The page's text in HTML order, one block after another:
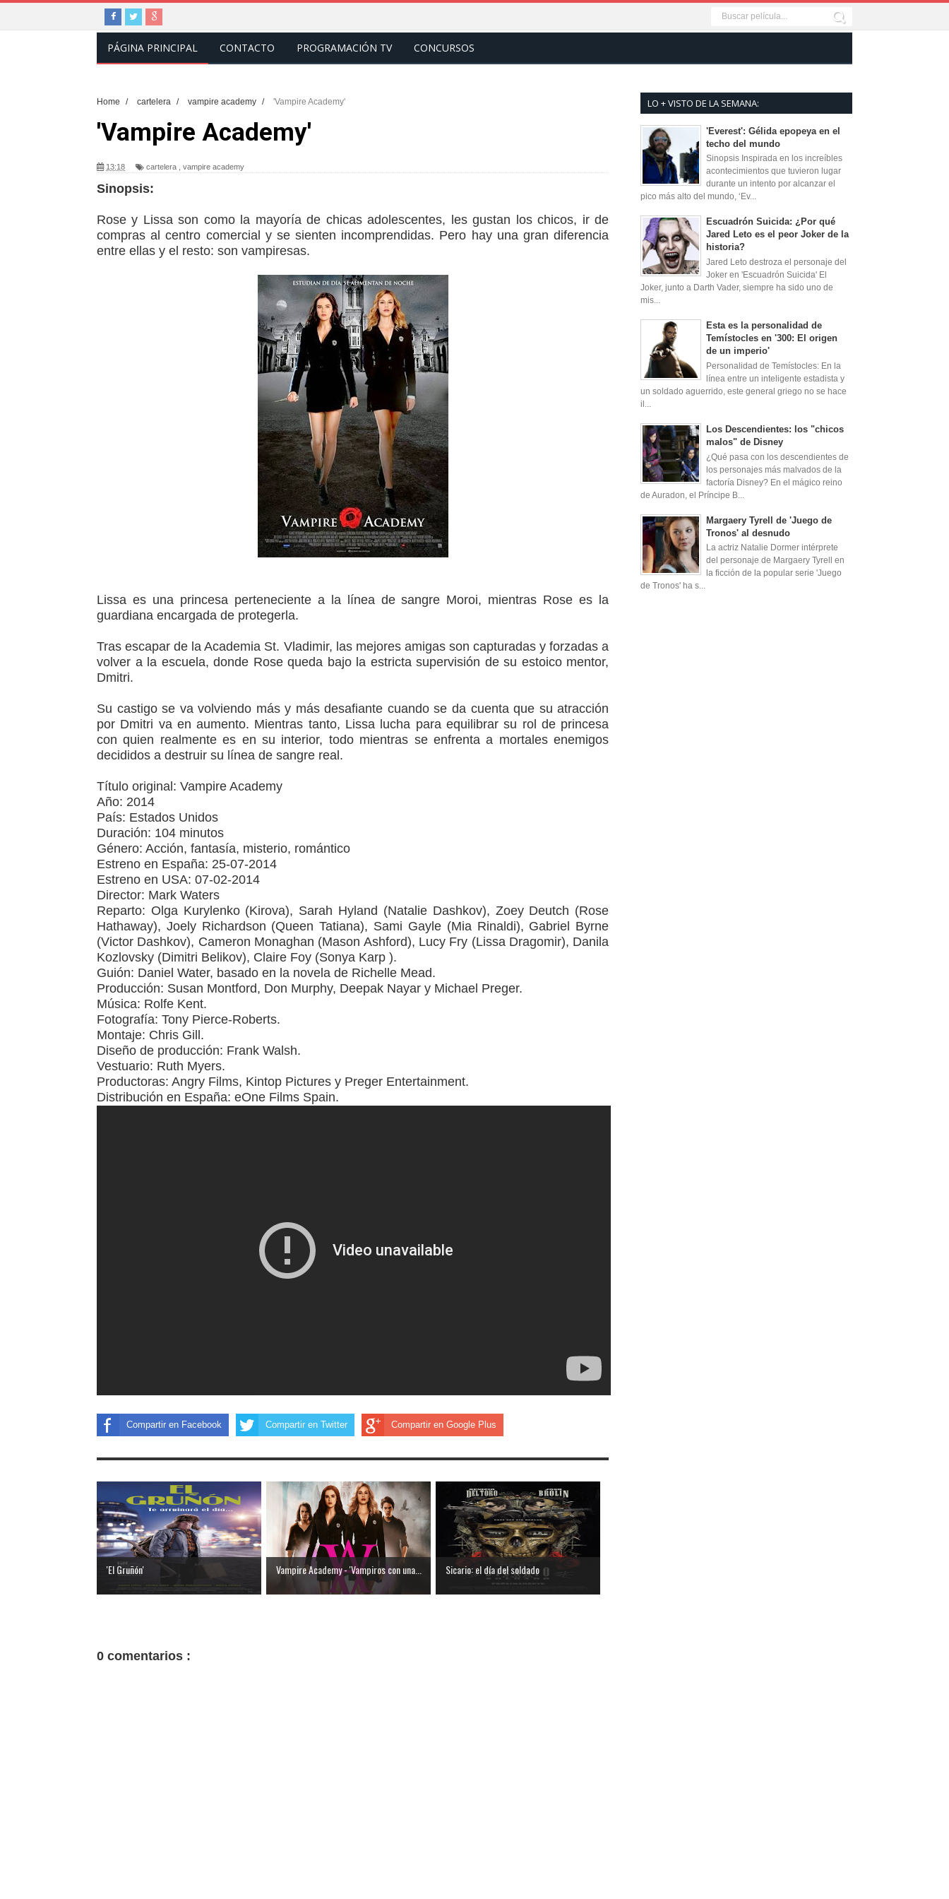
PÁGINA PRINCIPAL CONTACTO PROGRAMACIÓN TV CONCURSOS
Home / cartelera / vampire academy / 'Vampire Academy'
'Vampire Academy'
13:18 cartelera vampire academy
Sinopsis:
Rose y Lissa son como la mayoría de chicas adolescentes, les gustan los chicos, ir de
compras al centro comercial y se sienten incomprendidas. Pero hay una gran diferencia
entre ellas y el resto: son vampiresas.
Lissa es una princesa perteneciente a la línea de sangre Moroi, mientras Rose es la
guardiana encargada de protegerla.
Tras escapar de la Academia St. Vladimir, las mejores amigas son capturadas y forzadas a
volver a la escuela, donde Rose queda bajo la estricta supervisión de su estoico mentor,
Dmitri.
Su castigo se va volviendo más y más desafiante cuando se da cuenta que su atracción
por Dmitri va en aumento. Mientras tanto, Lissa lucha para equilibrar su rol de princesa
con quien realmente es en su interior, todo mientras se enfrenta a mortales enemigos
decididos a destruir su línea de sangre real.
Título original: Vampire Academy
Año: 2014
País: Estados Unidos
Duración: 104 minutos
Género: Acción, fantasía, misterio, romántico
Estreno en España: 25-07-2014
Estreno en USA: 07-02-2014
Director: Mark Waters
Reparto: Olga Kurylenko (Kirova), Sarah Hyland (Natalie Dashkov), Zoey Deutch (Rose
Hathaway), Joely Richardson (Queen Tatiana), Sami Gayle (Mia Rinaldi), Gabriel Byrne
(Victor Dashkov), Cameron Monaghan (Mason Ashford), Lucy Fry (Lissa Dragomir), Danila
Kozlovsky (Dimitri Belikov), Claire Foy (Sonya Karp ).
Guión: Daniel Water, basado en la novela de Richelle Mead.
Producción: Susan Montford, Don Murphy, Deepak Nayar y Michael Preger.
Música: Rolfe Kent.
Fotografía: Tony Pierce-Roberts.
Montaje: Chris Gill.
Diseño de producción: Frank Walsh.
Vestuario: Ruth Myers.
Productoras: Angry Films, Kintop Pictures y Preger Entertainment.
Distribución en España: eOne Films Spain.
Compartir en Facebook Compartir en Twitter Compartir en Google Plus
'El Gruñón' Vampire Academy - 'Vampiros con una... Sicario: el día del soldado
0 comentarios :
LO + VISTO DE LA SEMANA:
'Everest': Gélida epopeya en el
techo del mundo
Sinopsis Inspirada en los increíbles
acontecimientos que tuvieron lugar
durante un intento por alcanzar el
pico más alto del mundo, ‘Ev...
Escuadrón Suicida: ¿Por qué
Jared Leto es el peor Joker de la
historia?
Jared Leto destroza el personaje del
Joker en 'Escuadrón Suicida' El
Joker, junto a Darth Vader, siempre ha sido uno de
mis...
Esta es la personalidad de
Temístocles en '300: El origen
de un imperio'
Personalidad de Temístocles: En la
línea entre un inteligente estadista y
un soldado aguerrido, este general griego no se hace
il...
Los Descendientes: los "chicos
malos" de Disney
¿Qué pasa con los descendientes de
los personajes más malvados de la
factoría Disney? En el mágico reino
de Auradon, el Príncipe B...
Margaery Tyrell de 'Juego de
Tronos' al desnudo
La actriz Natalie Dormer intérprete
del personaje de Margaery Tyrell en
la ficción de la popular serie 'Juego
de Tronos' ha s...